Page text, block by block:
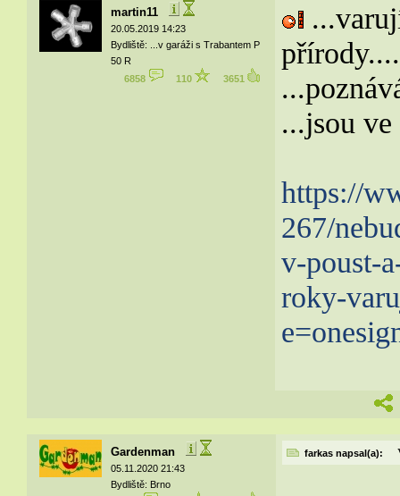
martin11
20.05.2019 14:23
Bydliště: ...v garáži s Trabantem P
50 R
6858
110 3651
...jsou
https://
267/
v-poust-
roky-
Gardenman
05.11.2020 21:43
Bydliště: Brno
farkas napsal(a):